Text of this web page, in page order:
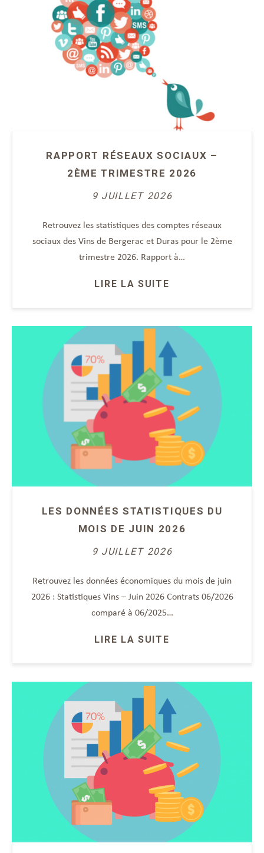
RAPPORT RÉSEAUX SOCIAUX –
2ÈME TRIMESTRE 2026
9 JUILLET 2026
Retrouvez les statistiques des comptes réseaux
sociaux des Vins de Bergerac et Duras pour le 2ème
trimestre 2026. Rapport à…
LIRE LA SUITE
LES DONNÉES STATISTIQUES DU
MOIS DE JUIN 2026
9 JUILLET 2026
Retrouvez les données économiques du mois de juin
2026 : Statistiques Vins – Juin 2026 Contrats 06/2026
comparé à 06/2025…
LIRE LA SUITE